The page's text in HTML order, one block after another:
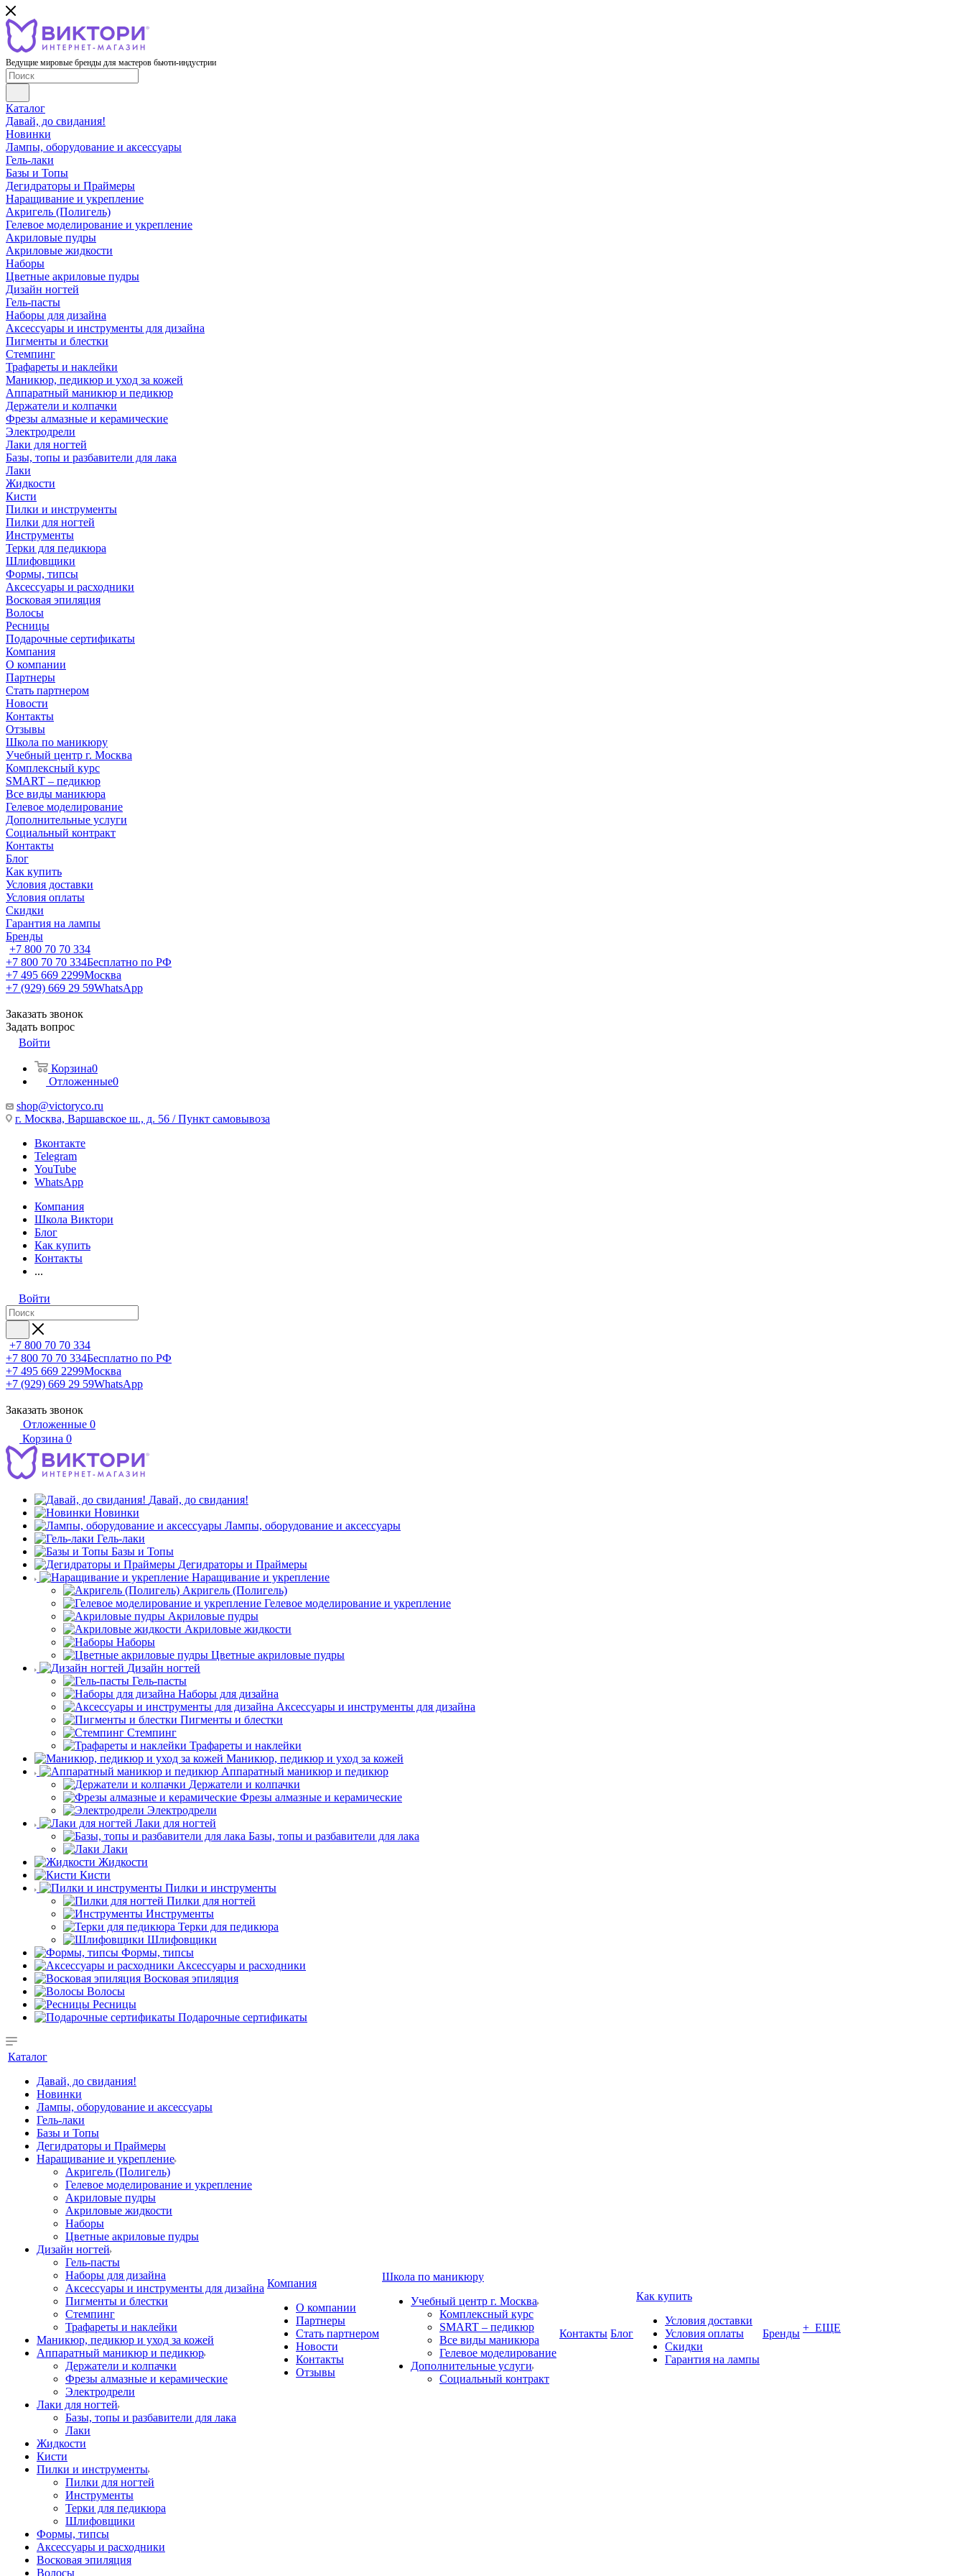
Ведущие мировые бренды для мастеров бьюти-индустрии
Каталог
Давай, до свидания!
Новинки
Лампы, оборудование и аксессуары
Гель-лаки
Базы и Топы
Дегидраторы и Праймеры
Наращивание и укрепление
Акригель (Полигель)
Гелевое моделирование и укрепление
Акриловые пудры
Акриловые жидкости
Наборы
Цветные акриловые пудры
Дизайн ногтей
Гель-пасты
Наборы для дизайна
Аксессуары и инструменты для дизайна
Пигменты и блестки
Стемпинг
Трафареты и наклейки
Маникюр, педикюр и уход за кожей
Аппаратный маникюр и педикюр
Держатели и колпачки
Фрезы алмазные и керамические
Электродрели
Лаки для ногтей
Базы, топы и разбавители для лака
Лаки
Жидкости
Кисти
Пилки и инструменты
Пилки для ногтей
Инструменты
Терки для педикюра
Шлифовщики
Формы, типсы
Аксессуары и расходники
Восковая эпиляция
Волосы
Ресницы
Подарочные сертификаты
Компания
О компании
Партнеры
Стать партнером
Новости
Контакты
Отзывы
Школа по маникюру
Учебный центр г. Москва
Комплексный курс
SMART – педикюр
Все виды маникюра
Гелевое моделирование
Дополнительные услуги
Социальный контракт
Контакты
Блог
Как купить
Условия доставки
Условия оплаты
Скидки
Гарантия на лампы
Бренды
+7 800 70 70 334
+7 800 70 70 334Бесплатно по РФ
+7 495 669 2299Москва
+7 (929) 669 29 59WhatsApp
Заказать звонок
Задать вопрос
Войти
Корзина0
Отложенные0
shop@victoryco.ru
г. Москва, Варшавское ш., д. 56 / Пункт самовывоза
Вконтакте
Telegram
YouTube
WhatsApp
Компания
Школа Виктори
Блог
Как купить
Контакты
...
Войти
+7 800 70 70 334
+7 800 70 70 334Бесплатно по РФ
+7 495 669 2299Москва
+7 (929) 669 29 59WhatsApp
Заказать звонок
Отложенные 0
Корзина 0
Давай, до свидания!
Новинки
Лампы, оборудование и аксессуары
Гель-лаки
Базы и Топы
Дегидраторы и Праймеры
Наращивание и укрепление
Акригель (Полигель)
Гелевое моделирование и укрепление
Акриловые пудры
Акриловые жидкости
Наборы
Цветные акриловые пудры
Дизайн ногтей
Гель-пасты
Наборы для дизайна
Аксессуары и инструменты для дизайна
Пигменты и блестки
Стемпинг
Трафареты и наклейки
Маникюр, педикюр и уход за кожей
Аппаратный маникюр и педикюр
Держатели и колпачки
Фрезы алмазные и керамические
Электродрели
Лаки для ногтей
Базы, топы и разбавители для лака
Лаки
Жидкости
Кисти
Пилки и инструменты
Пилки для ногтей
Инструменты
Терки для педикюра
Шлифовщики
Формы, типсы
Аксессуары и расходники
Восковая эпиляция
Волосы
Ресницы
Подарочные сертификаты
Каталог
Давай, до свидания!
Новинки
Лампы, оборудование и аксессуары
Гель-лаки
Базы и Топы
Дегидраторы и Праймеры
Наращивание и укрепление
Акригель (Полигель)
Гелевое моделирование и укрепление
Акриловые пудры
Акриловые жидкости
Наборы
Цветные акриловые пудры
Дизайн ногтей
Гель-пасты
Наборы для дизайна
Аксессуары и инструменты для дизайна
Пигменты и блестки
Стемпинг
Трафареты и наклейки
Маникюр, педикюр и уход за кожей
Аппаратный маникюр и педикюр
Держатели и колпачки
Фрезы алмазные и керамические
Электродрели
Лаки для ногтей
Базы, топы и разбавители для лака
Лаки
Жидкости
Кисти
Пилки и инструменты
Пилки для ногтей
Инструменты
Терки для педикюра
Шлифовщики
Формы, типсы
Аксессуары и расходники
Восковая эпиляция
Волосы
Компания
О компании
Партнеры
Стать партнером
Новости
Контакты
Отзывы
Школа по маникюру
Учебный центр г. Москва
Комплексный курс
SMART – педикюр
Все виды маникюра
Гелевое моделирование
Дополнительные услуги
Социальный контракт
Контакты Блог
Как купить
Условия доставки
Условия оплаты
Скидки
Гарантия на лампы
Бренды + ЕЩЕ